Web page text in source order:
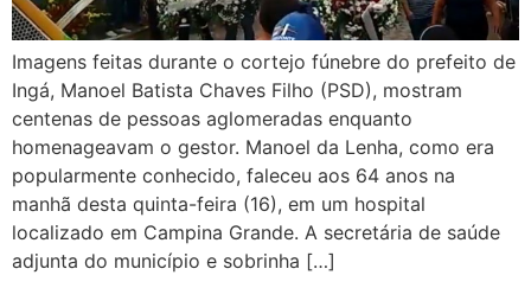
Imagens feitas durante o cortejo fúnebre do prefeito de
Ingá, Manoel Batista Chaves Filho (PSD), mostram
centenas de pessoas aglomeradas enquanto
homenageavam o gestor. Manoel da Lenha, como era
popularmente conhecido, faleceu aos 64 anos na
manhã desta quinta-feira (16), em um hospital
localizado em Campina Grande. A secretária de saúde
adjunta do município e sobrinha […]